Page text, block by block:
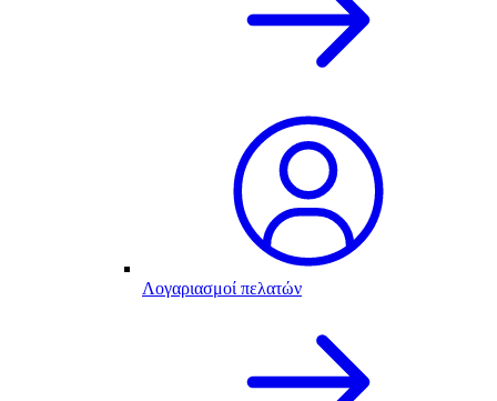
Λογαριασμοί πελατών